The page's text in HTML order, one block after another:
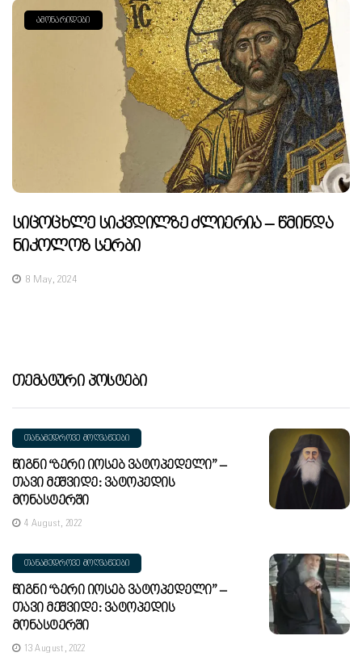
ᲐᲛᲝᲜᲐᲠᲘᲓᲔᲑᲘ
Სიცოცხლე Სიკვდილზე Ძლიერია – Წმინდა
Ნიკოლოზ Სერბი
8 May, 2024
Თემატური Პოსტები
ᲗᲐᲜᲐᲛᲔᲓᲠᲝᲕᲔ ᲛᲝᲦᲕᲐᲬᲔᲔᲑᲘ
Წიგნი “ბერი Იოსებ Ვატოპედელი” –
Თავი Მეშვიდე: Ვატოპედის
Მონასტერში
4 August, 2022
ᲗᲐᲜᲐᲛᲔᲓᲠᲝᲕᲔ ᲛᲝᲦᲕᲐᲬᲔᲔᲑᲘ
Წიგნი “ბერი Იოსებ Ვატოპედელი” –
Თავი Მეშვიდე: Ვატოპედის
Მონასტერში
13 August, 2022